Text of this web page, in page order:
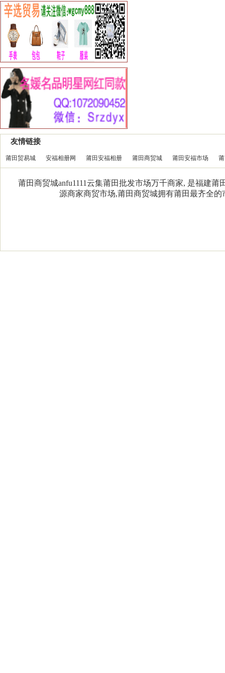
友情链接
莆田贸易城 安福相册网 莆田安福相册 莆田商贸城 莆田安福市场
莆田商贸城anfu1111云集莆田批发市场万千商家, 是福建
源商家商贸市场,莆田商贸城拥有莆田最齐全